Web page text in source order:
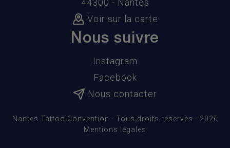
44300 - Nantes
Voir sur la carte
Nous suivre
Instagram
Facebook
Nous contacter
Nantes Tattoo Convention - Tous droits réservés - 2026
Mentions légales